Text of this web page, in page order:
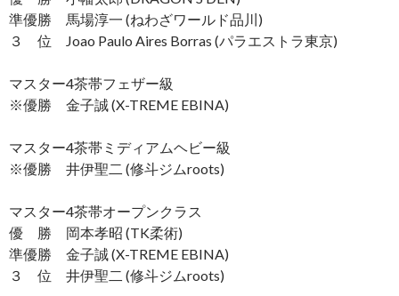
準優勝 馬場淳一 (ねわざワールド品川)
３ 位 Joao Paulo Aires Borras (パラエストラ東京)
マスター4茶帯フェザー級
※優勝 金子誠 (X-TREME EBINA)
マスター4茶帯ミディアムヘビー級
※優勝 井伊聖二 (修斗ジムroots)
マスター4茶帯オープンクラス
優 勝 岡本孝昭 (TK柔術)
準優勝 金子誠 (X-TREME EBINA)
３ 位 井伊聖二 (修斗ジムroots)